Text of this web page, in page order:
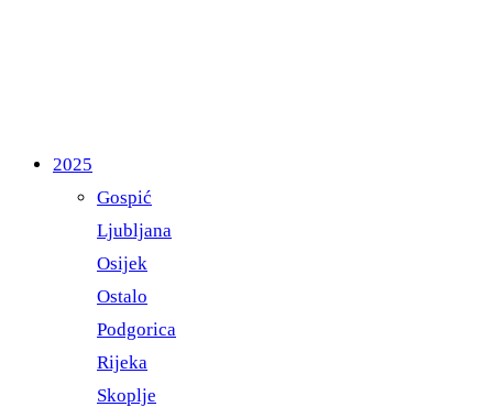
2025
Gospić
Ljubljana
Osijek
Ostalo
Podgorica
Rijeka
Skoplje